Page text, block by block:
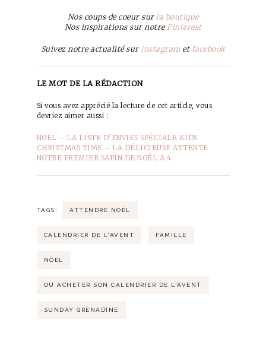
Nos coups de coeur sur la boutique
Nos inspirations sur notre Pinterest
Suivez notre actualité sur instagramet facebook
LE MOT DE LA RÉDACTION
Si vous avez apprécié la lecture de cet article, vous
devriez aimer aussi :
NOËL – LA LISTE D’ENVIES SPÉCIALE KIDS
CHRISTMAS TIME – LA DÉLICIEUSE ATTENTE
NOTRE PREMIER SAPIN DE NOËL À 4
TAGS: ATTENDRE NOËL
CALENDRIER DE L'AVENT FAMILLE
NÖEL
OÙ ACHETER SON CALENDRIER DE L'AVENT
SUNDAY GRENADINE